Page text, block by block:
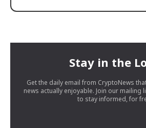
Stay in the
Get the daily email from CryptoNews
news actually enjoyable. Join our mailing
to stay informed, for